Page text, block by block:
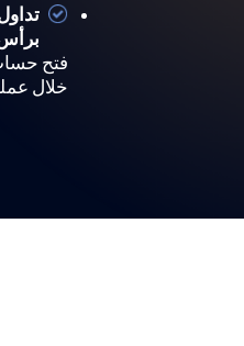
فتح
خلال